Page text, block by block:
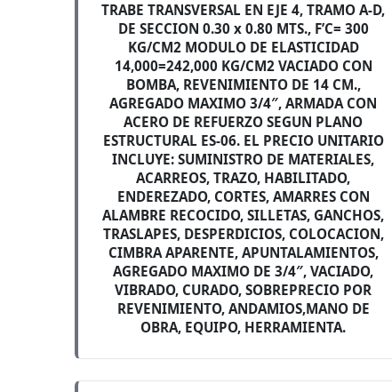
TRABE TRANSVERSAL EN EJE 4, TRAMO A-D,
DE SECCION 0.30 x 0.80 MTS., F’C= 300
KG/CM2 MODULO DE ELASTICIDAD
14,000=242,000 KG/CM2 VACIADO CON
BOMBA, REVENIMIENTO DE 14 CM.,
AGREGADO MAXIMO 3/4″, ARMADA CON
ACERO DE REFUERZO SEGUN PLANO
ESTRUCTURAL ES-06. EL PRECIO UNITARIO
INCLUYE: SUMINISTRO DE MATERIALES,
ACARREOS, TRAZO, HABILITADO,
ENDEREZADO, CORTES, AMARRES CON
ALAMBRE RECOCIDO, SILLETAS, GANCHOS,
TRASLAPES, DESPERDICIOS, COLOCACION,
CIMBRA APARENTE, APUNTALAMIENTOS,
AGREGADO MAXIMO DE 3/4″, VACIADO,
VIBRADO, CURADO, SOBREPRECIO POR
REVENIMIENTO, ANDAMIOS,MANO DE
OBRA, EQUIPO, HERRAMIENTA.